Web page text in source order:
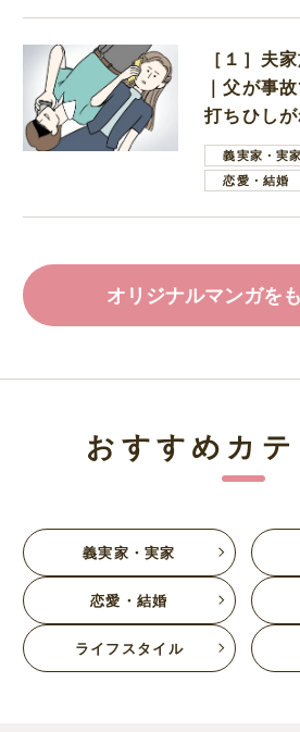
［１］夫
｜父が事
打ちひし
葉で励ま
義実家・実家
恋愛・結婚
オリジナルマンガを
おすすめカ
義実家・実家
恋愛・結婚
ライフスタイル